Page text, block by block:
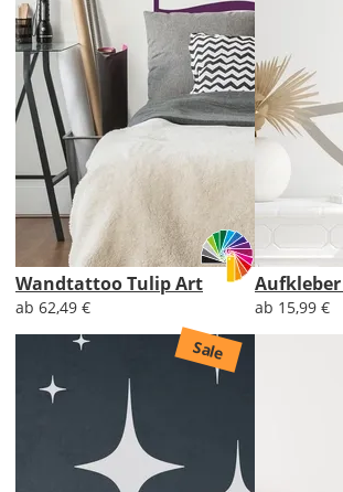
Wandtattoo Tulip Art
ab 62,49 € ab 15,99 €
Sale